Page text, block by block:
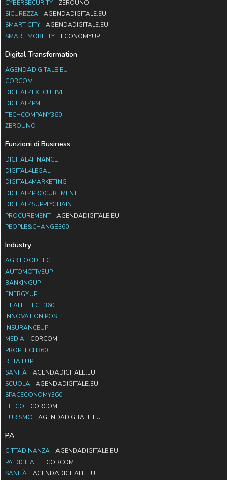
CYBERSECURITY
ZEROUNO
SICUREZZA
AGENDADIGITALE.EU
SMART CITY
AGENDADIGITALE.EU
SMART MOBILITY
ECONOMYUP
Digital Transformation
AGENDADIGITALE.EU
CORCOM
DIGITAL4EXECUTIVE
DIGITAL4PMI
TECHCOMPANY360
ZEROUNO
Funzioni di Business
DIGITAL4FINANCE
DIGITAL4LEGAL
DIGITAL4MARKETING
DIGITAL4PROCUREMENT
DIGITAL4SUPPLYCHAIN
PROCUREMENT
AGENDADIGITALE.EU
PEOPLE&CHANGE360
Industry
AGRIFOOD.TECH
AUTOMOTIVEUP
BANKINGUP
ENERGYUP
HEALTHTECH360
INNOVATION POST
INSURANCEUP
MEDIA
CORCOM
PROPTECH360
RETAILUP
SANITÀ
AGENDADIGITALE.EU
SCUOLA
AGENDADIGITALE.EU
SPACECONOMY360
TELCO
CORCOM
TURISMO
AGENDADIGITALE.EU
PA
CITTADINANZA
AGENDADIGITALE.EU
PA DIGITALE
CORCOM
SANITÀ
AGENDADIGITALE.EU